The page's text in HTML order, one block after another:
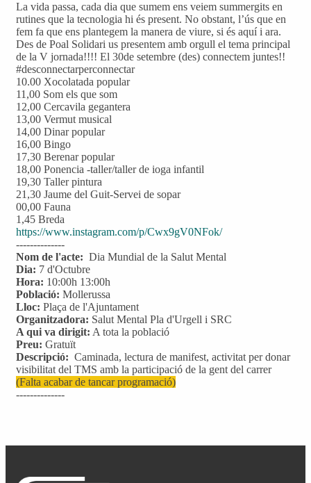
La vida passa, cada dia que sumem ens veiem summergits en
rutines que la tecnologia hi és present. No obstant, l’ús que en
fem fa que ens plantegem la manera de viure, si és aquí i ara.
Des de Poal Solidari us presentem amb orgull el tema principal
de la V jornada!!!! El 30de setembre (des) connectem juntes!!
#desconnectarperconnectar
10.00 Xocolatada popular
11,00 Som els que som
12,00 Cercavila gegantera
13,00 Vermut musical
14,00 Dinar popular
16,00 Bingo
17,30 Berenar popular
18,00 Ponencia -taller/taller de ioga infantil
19,30 Taller pintura
21,30 Jaume del Guit-Servei de sopar
00,00 Fauna
1,45 Breda
https://www.instagram.com/p/Cwx9gV0NFok/
--------------
Nom de l'acte: Dia Mundial de la Salut Mental
Dia: 7 d'Octubre
Hora: 10:00h 13:00h
Població: Mollerussa
Lloc: Plaça de l'Ajuntament
Organitzadora: Salut Mental Pla d'Urgell i SRC
A qui va dirigit: A tota la població
Preu: Gratuït
Descripció: Caminada, lectura de manifest, activitat per donar
visibilitat del TMS amb la participació de la gent del carrer
(Falta acabar de tancar programació)
--------------